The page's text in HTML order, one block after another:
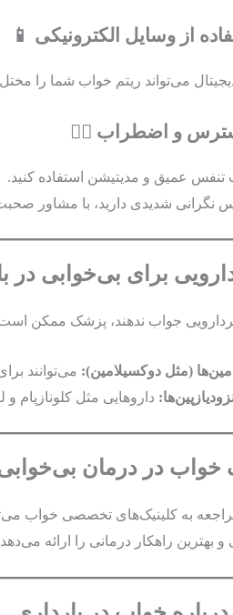
می‌تواند ریتم خواب شما را
تنفس عمیق و مدیتیشن استفاده کنید.
نگرانی شدیدی دارید، با مشاور
برای بی‌خوابی در
جواب ندهند، پزشک ممکن
(مثل دوکسیلامین): می‌توانند
داروهایی مثل کلونازپام
خواب در درمان بی‌خوابی
به کلینیک‌های تخصصی خواب
بهترین راهکار درمانی را ارائه